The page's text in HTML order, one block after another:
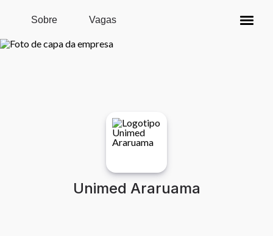
Pular para o conteúdo principal
Sobre Vagas
Unimed Araruama